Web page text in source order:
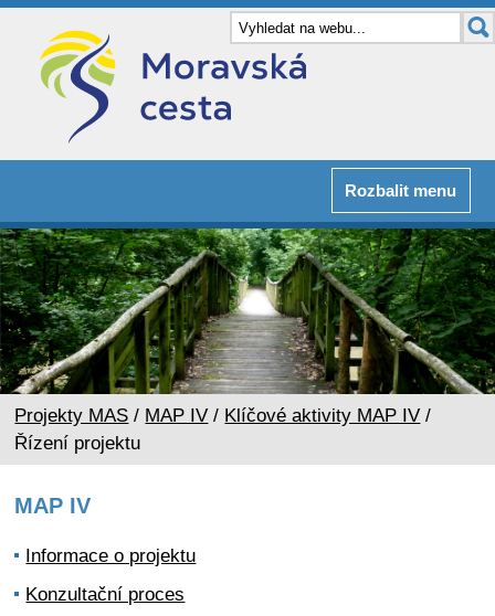
Rozbalit menu
Projekty MAS / MAP IV / Klíčové aktivity MAP IV /
Řízení projektu
MAP IV
Informace o projektu
Konzultační proces